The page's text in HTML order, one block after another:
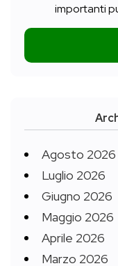
importanti
Agosto 2026
Luglio 2026
Giugno 2026
Maggio 2026
Aprile 2026
Marzo 2026